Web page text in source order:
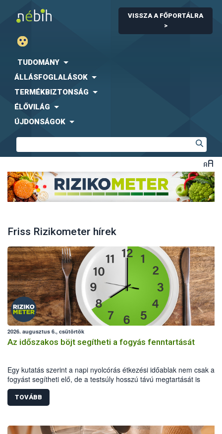
VISSZA A FŐPORTÁLRA
>
TUDOMÁNY
ÁLLÁSFOGLALÁSOK
TERMÉKBIZTONSÁG
ÉLŐVILÁG
ÚJDONSÁGOK
Friss Rizikometer hírek
2026. augusztus 6., csütörtök
Az időszakos böjt segítheti a fogyás fenntartását
Egy kutatás szerint a napi nyolcórás étkezési időablak nem csak a
fogyást segítheti elő, de a testsúly hosszú távú megtartását is
támogathatja túlsúlyos és elhízott felnőtteknél.
TOVÁBB